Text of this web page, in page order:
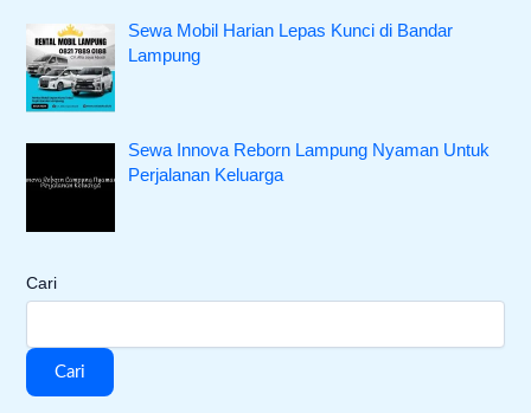
Sewa Mobil Harian Lepas Kunci di Bandar
Lampung
Sewa Innova Reborn Lampung Nyaman Untuk
Perjalanan Keluarga
Cari
Cari